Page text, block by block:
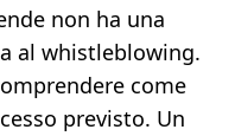
non ha una
al whistleblowing.
come
previsto. Un